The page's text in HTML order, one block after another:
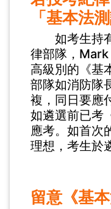
「基本法測
如考生持有
律部隊，
高級別的《基
部隊如消防隊
複，同日要應
如遴選前已考
應考。如首次
理想，考生於
留意《基